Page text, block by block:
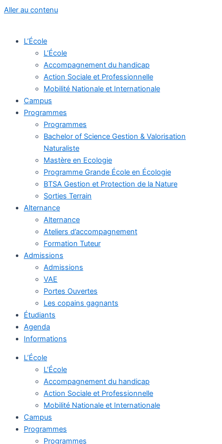
Aller au contenu
L’École
L’École
Accompagnement du handicap
Action Sociale et Professionnelle
Mobilité Nationale et Internationale
Campus
Programmes
Programmes
Bachelor of Science Gestion & Valorisation
Naturaliste
Mastère en Ecologie
Programme Grande École en Écologie
BTSA Gestion et Protection de la Nature
Sorties Terrain
Alternance
Alternance
Ateliers d’accompagnement
Formation Tuteur
Admissions
Admissions
VAE
Portes Ouvertes
Les copains gagnants
Étudiants
Agenda
Informations
L’École
L’École
Accompagnement du handicap
Action Sociale et Professionnelle
Mobilité Nationale et Internationale
Campus
Programmes
Programmes